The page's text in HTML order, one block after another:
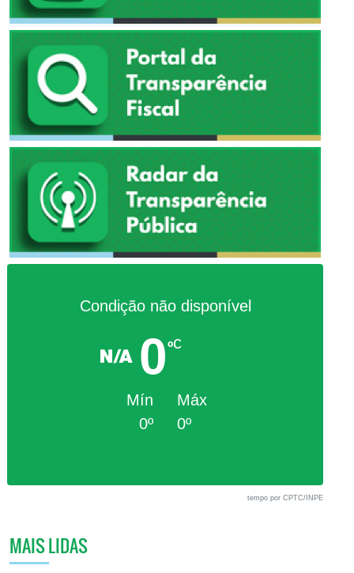
Condição não disponível
0ºc
Mín
0º
Máx
0º
tempo por CPTC/INPE
MAIS LIDAS